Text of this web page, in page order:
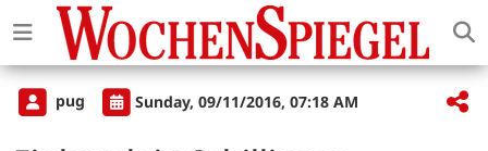
pug Sunday, 09/11/2016, 07:18 AM